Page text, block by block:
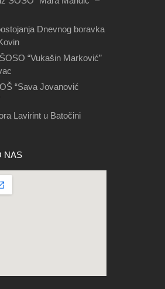
Dnevnog boravka
“Vukašin Marković”
“Sava Jovanović
Lavirint u Batočini
NAS